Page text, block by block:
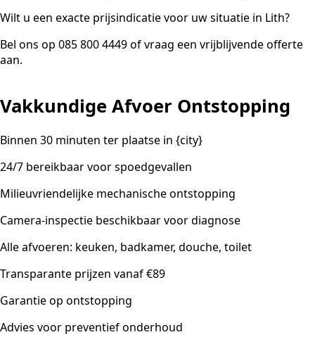
Wilt u een exacte prijsindicatie voor uw situatie in Lith?
Bel ons op 085 800 4449 of vraag een vrijblijvende offerte
aan.
Vakkundige Afvoer Ontstopping
Binnen 30 minuten ter plaatse in {city}
24/7 bereikbaar voor spoedgevallen
Milieuvriendelijke mechanische ontstopping
Camera-inspectie beschikbaar voor diagnose
Alle afvoeren: keuken, badkamer, douche, toilet
Transparante prijzen vanaf €89
Garantie op ontstopping
Advies voor preventief onderhoud